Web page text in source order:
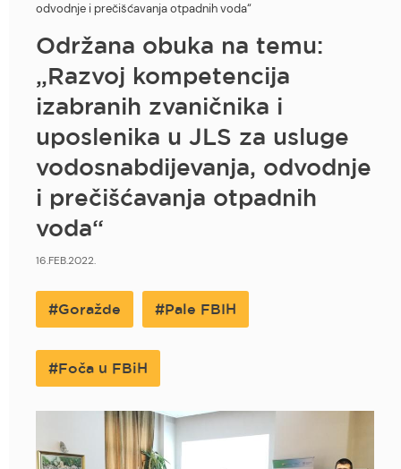
odvodnje i prečišćavanja otpadnih voda“
Održana obuka na temu:
„Razvoj kompetencija
izabranih zvaničnika i
uposlenika u JLS za usluge
vodosnabdijevanja, odvodnje
i prečišćavanja otpadnih
voda“
16.FEB.2022.
Goražde Pale FBIH
Foča u FBiH